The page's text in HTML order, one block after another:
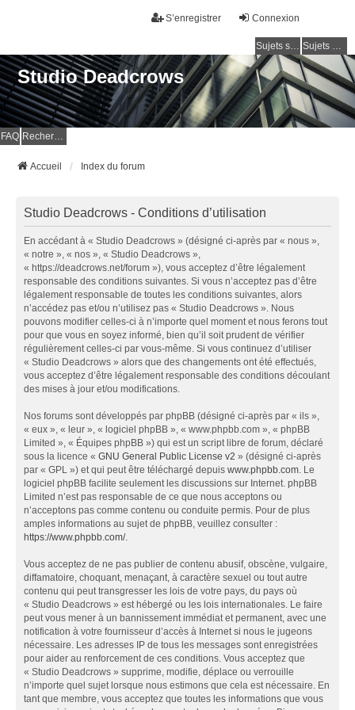
Connexion
S’enregistrer
Sujets sans réponse Sujets actifs
Studio Deadcrows
FAQ Rechercher
Accueil Index du forum
Studio Deadcrows - Conditions d’utilisation
En accédant à « Studio Deadcrows » (désigné ci-après par « nous »,
« notre », « nos », « Studio Deadcrows »,
« https://deadcrows.net/forum »), vous acceptez d’être légalement
responsable des conditions suivantes. Si vous n’acceptez pas d’être
légalement responsable de toutes les conditions suivantes, alors
n’accédez pas et/ou n’utilisez pas « Studio Deadcrows ». Nous
pouvons modifier celles-ci à n’importe quel moment et nous ferons tout
pour que vous en soyez informé, bien qu’il soit prudent de vérifier
régulièrement celles-ci par vous-même. Si vous continuez d’utiliser
« Studio Deadcrows » alors que des changements ont été effectués,
vous acceptez d’être légalement responsable des conditions découlant
des mises à jour et/ou modifications.
Nos forums sont développés par phpBB (désigné ci-après par « ils »,
« eux », « leur », « logiciel phpBB », « www.phpbb.com », « phpBB
Limited », « Équipes phpBB ») qui est un script libre de forum, déclaré
sous la licence « GNU General Public License v2 » (désigné ci-après
par « GPL ») et qui peut être téléchargé depuis www.phpbb.com. Le
logiciel phpBB facilite seulement les discussions sur Internet. phpBB
Limited n’est pas responsable de ce que nous acceptons ou
n’acceptons pas comme contenu ou conduite permis. Pour de plus
amples informations au sujet de phpBB, veuillez consulter :
https://www.phpbb.com/.
Vous acceptez de ne pas publier de contenu abusif, obscène, vulgaire,
diffamatoire, choquant, menaçant, à caractère sexuel ou tout autre
contenu qui peut transgresser les lois de votre pays, du pays où
« Studio Deadcrows » est hébergé ou les lois internationales. Le faire
peut vous mener à un bannissement immédiat et permanent, avec une
notification à votre fournisseur d’accès à Internet si nous le jugeons
nécessaire. Les adresses IP de tous les messages sont enregistrées
pour aider au renforcement de ces conditions. Vous acceptez que
« Studio Deadcrows » supprime, modifie, déplace ou verrouille
n’importe quel sujet lorsque nous estimons que cela est nécessaire. En
tant que membre, vous acceptez que toutes les informations que vous